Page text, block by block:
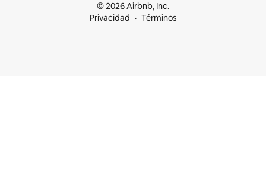
© 2026 Airbnb, Inc.
Privacidad
Términos